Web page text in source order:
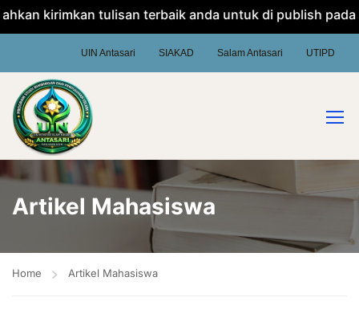
kirimkan tulisan terbaik anda untuk di publish pada
UIN Antasari SIAKAD Salam Antasari UTIPD
Artikel Mahasiswa
Home Artikel Mahasiswa